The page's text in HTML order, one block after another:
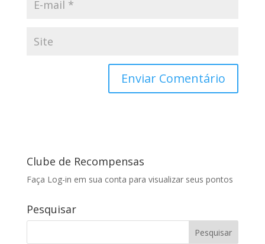
Clube de Recompensas
Faça Log-in em sua conta para visualizar seus pontos
Pesquisar